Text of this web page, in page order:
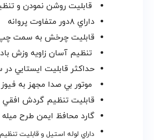
قابليت روشن نمودن و تنظيم سرعت در٨وضعيت متفاوت با لامپ
داراي ٨دور متفاوت پروانه
قابليت چرخش به سمت
تنظيم آسان زاويه وزش
حداكثر قابليت ايستايي
موتور بي صدا مجهز به
قابليت تنظيم گردش افقي
گارد محافظ ايمن طرح
داراي لوله استيل و قابليت